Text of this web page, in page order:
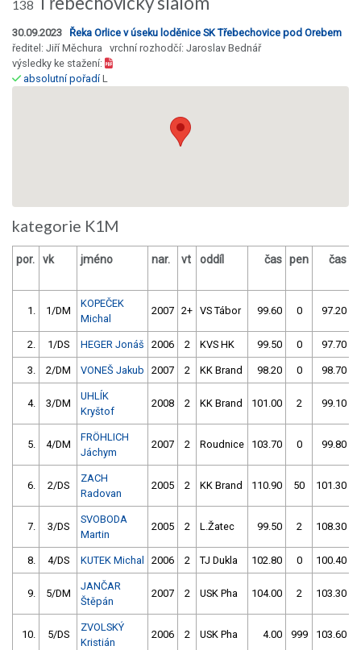
138
30.09.2023 Řeka Orlice v úseku loděnice SK Třebechovice pod Orebem
ředitel: Jiří Měchura vrchní rozhodčí: Jaroslav Bednář
výsledky ke stažení:
absolutní pořadíL
kategorie K1M
por. vk jméno nar. vt oddíl čas pen čas
1. 1/DM
KOPEČEK
Michal
2007 2+ VS Tábor 99.60 0 97.20
2. 1/DS HEGER Jonáš 2006 2 KVS HK 99.50 0 97.70
3. 2/DM VONEŠ Jakub 2007 2 KK Brand 98.20 0 98.70
4. 3/DM
UHLÍK
Kryštof
2008 2 KK Brand 101.00 2 99.10
5. 4/DM
FRÖHLICH
Jáchym
2007 2 Roudnice 103.70 0 99.80
6. 2/DS
ZACH
Radovan
2005 2 KK Brand 110.90 50 101.30
7. 3/DS
SVOBODA
Martin
2005 2 L.Žatec 99.50 2 108.30
8. 4/DS KUTEK Michal 2006 2 TJ Dukla 102.80 0 100.40
9. 5/DM
JANČAR
Štěpán
2007 2 USK Pha 104.00 2 103.30
10. 5/DS
ZVOLSKÝ
Kristián
2006 2 USK Pha 4.00 999 103.60